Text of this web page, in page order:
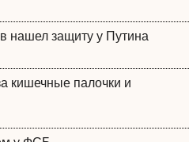
нашел защиту у Путина
кишечные палочки и